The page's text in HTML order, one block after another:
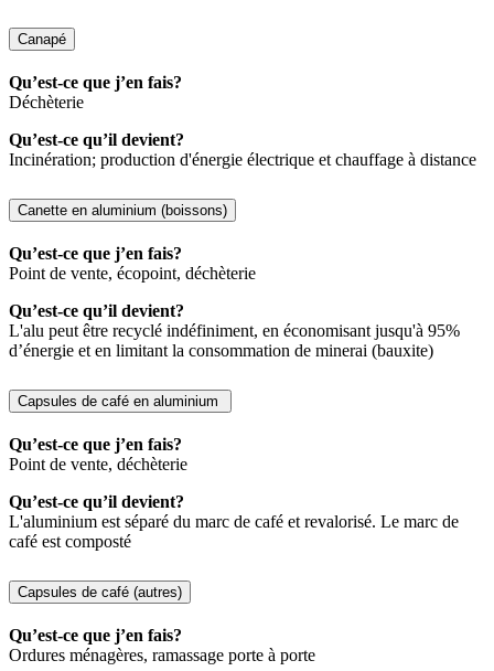
Canapé
Qu’est-ce que j’en fais?
Déchèterie
Qu’est-ce qu’il devient?
Incinération; production d'énergie électrique et chauffage à distance
Canette en aluminium (boissons)
Qu’est-ce que j’en fais?
Point de vente, écopoint, déchèterie
Qu’est-ce qu’il devient?
L'alu peut être recyclé indéfiniment, en économisant jusqu'à 95%
d’énergie et en limitant la consommation de minerai (bauxite)
Capsules de café en aluminium
Qu’est-ce que j’en fais?
Point de vente, déchèterie
Qu’est-ce qu’il devient?
L'aluminium est séparé du marc de café et revalorisé. Le marc de
café est composté
Capsules de café (autres)
Qu’est-ce que j’en fais?
Ordures ménagères, ramassage porte à porte